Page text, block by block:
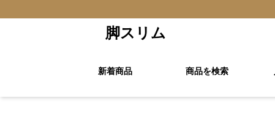
脚スリム
新着商品 商品を検索